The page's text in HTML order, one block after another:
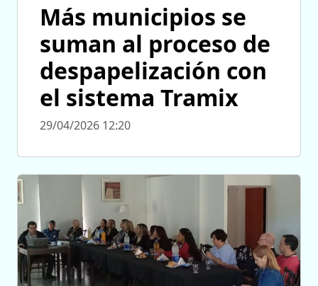
Más municipios se
suman al proceso de
despapelización con
el sistema Tramix
29/04/2026 12:20